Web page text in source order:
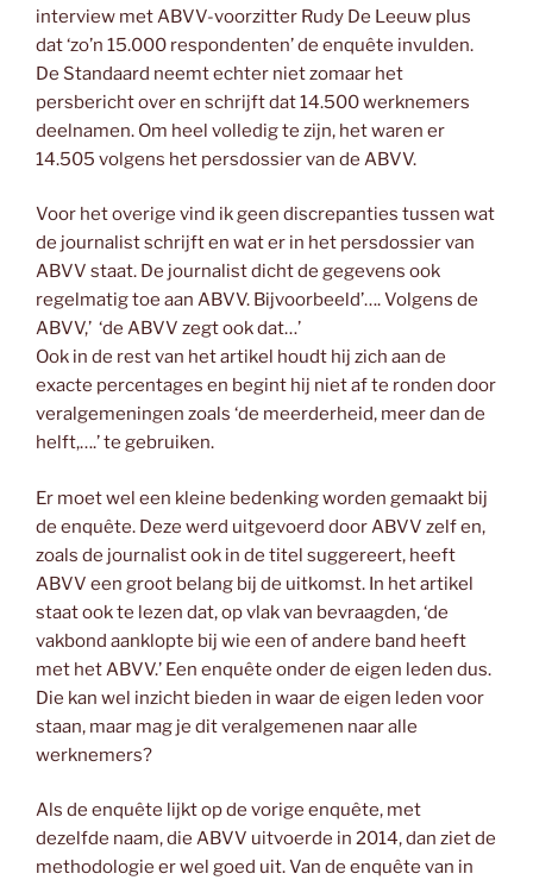
interview met ABVV-voorzitter Rudy De Leeuw plus
dat ‘zo’n 15.000 respondenten’ de enquête invulden.
De Standaard neemt echter niet zomaar het
persbericht over en schrijft dat 14.500 werknemers
deelnamen. Om heel volledig te zijn, het waren er
14.505 volgens het persdossier van de ABVV.
Voor het overige vind ik geen discrepanties tussen wat
de journalist schrijft en wat er in het persdossier van
ABVV staat. De journalist dicht de gegevens ook
regelmatig toe aan ABVV. Bijvoorbeeld’…. Volgens de
ABVV,’ ‘de ABVV zegt ook dat…’
Ook in de rest van het artikel houdt hij zich aan de
exacte percentages en begint hij niet af te ronden door
veralgemeningen zoals ‘de meerderheid, meer dan de
helft,….’ te gebruiken.
Er moet wel een kleine bedenking worden gemaakt bij
de enquête. Deze werd uitgevoerd door ABVV zelf en,
zoals de journalist ook in de titel suggereert, heeft
ABVV een groot belang bij de uitkomst. In het artikel
staat ook te lezen dat, op vlak van bevraagden, ‘de
vakbond aanklopte bij wie een of andere band heeft
met het ABVV.’ Een enquête onder de eigen leden dus.
Die kan wel inzicht bieden in waar de eigen leden voor
staan, maar mag je dit veralgemenen naar alle
werknemers?
Als de enquête lijkt op de vorige enquête, met
dezelfde naam, die ABVV uitvoerde in 2014, dan ziet de
methodologie er wel goed uit. Van de enquête van in